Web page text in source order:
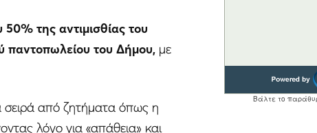
της αντιμισθίας του
παντοπωλείου του Δήμου, με
σειρά από ζητήματα όπως η
λόγο για «απάθεια» και